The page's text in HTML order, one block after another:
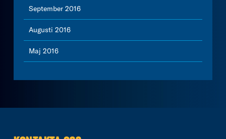
September 2016
Augusti 2016
Maj 2016